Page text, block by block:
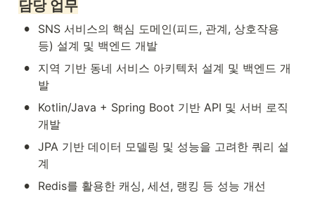
담당 업무
•
SNS 서비스의 핵심 도메인(피드, 관계, 상호작용
등) 설계 및 백엔드 개발
•
지역 기반 동네 서비스 아키텍처 설계 및 백엔드 개
발
•
Kotlin/Java + Spring Boot 기반 API 및 서버 로직
개발
• JPA 기반 데이터 모델링 및 성능을 고려한 쿼리 설
계
• Redis를 활용한 캐싱, 세션, 랭킹 등 성능 개선